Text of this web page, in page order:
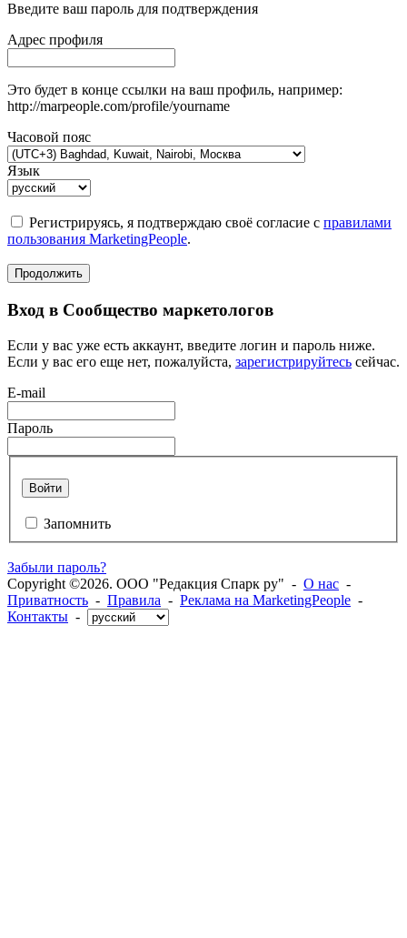
Введите ваш пароль для подтверждения
Адрес профиля
Это будет в конце ссылки на ваш профиль, например:
http://marpeople.com/profile/yourname
Часовой пояс
Язык
Регистрируясь, я подтверждаю своё согласие с правилами
пользования MarketingPeople.
Продолжить
Вход в Сообщество маркетологов
Если у вас уже есть аккаунт, введите логин и пароль ниже.
Если у вас его еще нет, пожалуйста, зарегистрируйтесь сейчас.
E-mail
Пароль
Войти
Запомнить
Забыли пароль?
Copyright ©2026. ООО "Редакция Спарк ру" - О нас -
Приватность - Правила - Реклама на MarketingPeople -
Контакты -